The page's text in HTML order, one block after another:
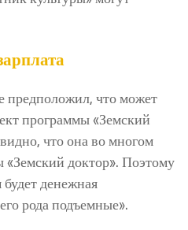
предположил, что может
программы «Земский
что она во многом
доктор». Поэтому
денежная
рода подъемные».